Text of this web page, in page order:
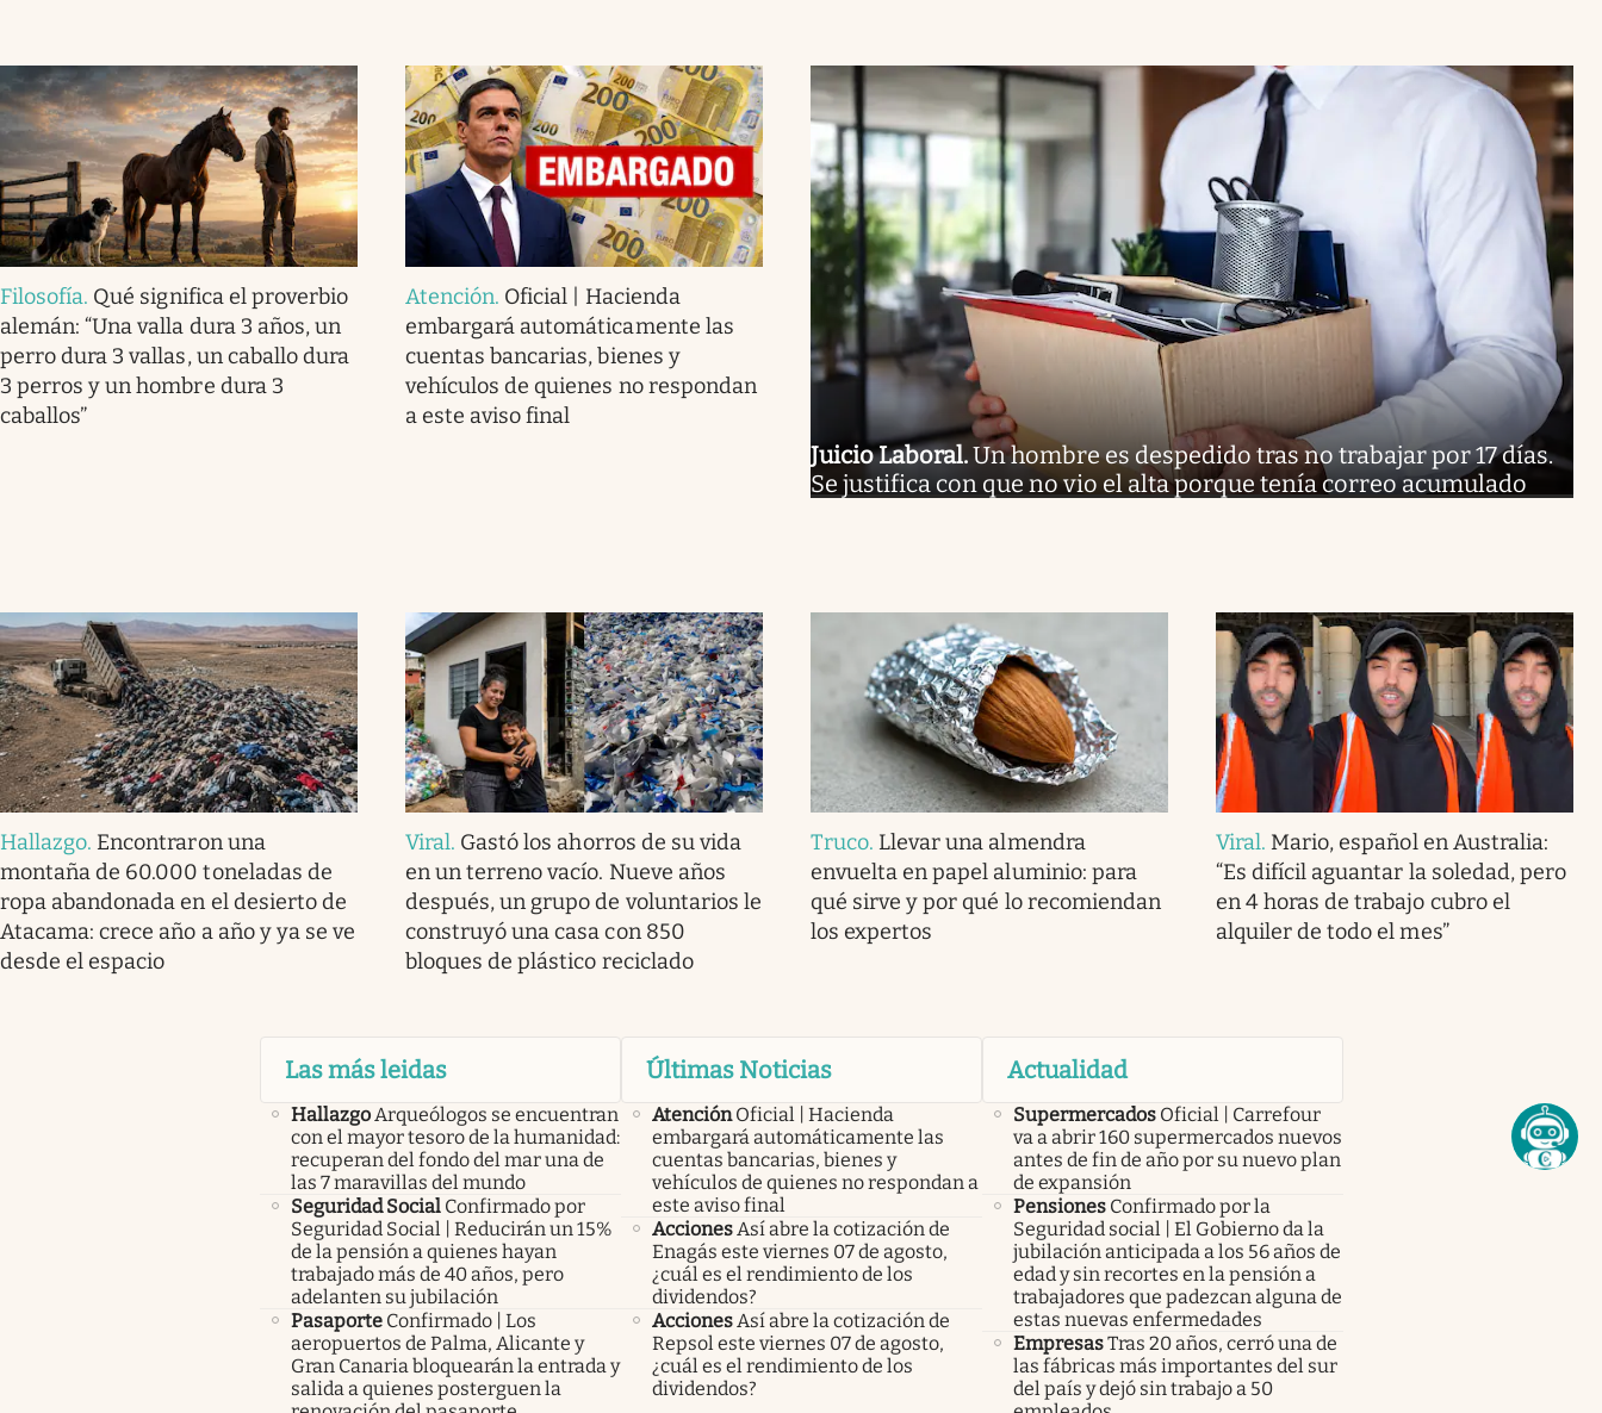
Filosofía. Qué significa el proverbio
alemán: “Una valla dura 3 años, un
perro dura 3 vallas, un caballo dura
3 perros y un hombre dura 3
caballos”
Atención. Oficial | Hacienda
embargará automáticamente las
cuentas bancarias, bienes y
vehículos de quienes no respondan
a este aviso final
Juicio Laboral.Un hombre es despedido tras no trabajar por 17 días.
Se justifica con que no vio el alta porque tenía correo acumulado
Hallazgo. Encontraron una
montaña de 60.000 toneladas de
ropa abandonada en el desierto de
Atacama: crece año a año y ya se ve
desde el espacio
Viral. Gastó los ahorros de su vida
en un terreno vacío. Nueve años
después, un grupo de voluntarios le
construyó una casa con 850
bloques de plástico reciclado
Truco. Llevar una almendra
envuelta en papel aluminio: para
qué sirve y por qué lo recomiendan
los expertos
Viral. Mario, español en Australia:
“Es difícil aguantar la soledad, pero
en 4 horas de trabajo cubro el
alquiler de todo el mes”
Las más leidas
HallazgoArqueólogos se encuentran
con el mayor tesoro de la humanidad:
recuperan del fondo del mar una de
las 7 maravillas del mundo
Seguridad Social Confirmado por
Seguridad Social | Reducirán un 15%
de la pensión a quienes hayan
trabajado más de 40 años, pero
adelanten su jubilación
Pasaporte Confirmado | Los
aeropuertos de Palma, Alicante y
Gran Canaria bloquearán la entrada y
salida a quienes posterguen la
Últimas Noticias
Atención Oficial | Hacienda
embargará automáticamente las
cuentas bancarias, bienes y
vehículos de quienes no respondan a
este aviso final
AccionesAsí abre la cotización de
Enagás este viernes 07 de agosto,
¿cuál es el rendimiento de los
dividendos?
AccionesAsí abre la cotización de
Repsol este viernes 07 de agosto,
¿cuál es el rendimiento de los
dividendos?
Actualidad
Supermercados Oficial | Carrefour
va a abrir 160 supermercados nuevos
antes de fin de año por su nuevo plan
de expansión
Pensiones Confirmado por la
Seguridad social | El Gobierno da la
jubilación anticipada a los 56 años de
edad y sin recortes en la pensión a
trabajadores que padezcan alguna de
estas nuevas enfermedades
EmpresasTras 20 años, cerró una de
las fábricas más importantes del sur
del país y dejó sin trabajo a 50